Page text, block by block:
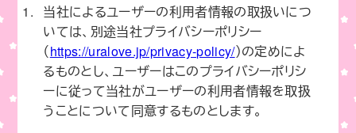
当社によるユーザーの利用者情報の取扱いにつ
いては、別途当社プライバシーポリシー
（https://uralove.jp/privacy-policy/）の定めによ
るものとし、ユーザーはこのプライバシーポリシ
ーに従って当社がユーザーの利用者情報を取扱
うことについて同意するものとします。